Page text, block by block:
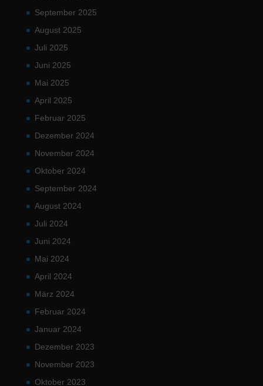
September 2025
August 2025
Juli 2025
Juni 2025
Mai 2025
April 2025
Februar 2025
Dezember 2024
November 2024
Oktober 2024
September 2024
August 2024
Juli 2024
Juni 2024
Mai 2024
April 2024
März 2024
Februar 2024
Januar 2024
Dezember 2023
November 2023
Oktober 2023